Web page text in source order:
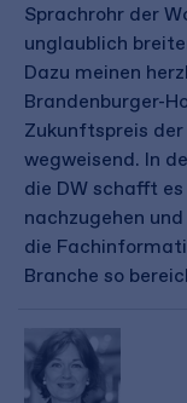
Sprachrohr der
unglaublich
Dazu meinen
Brandenburger-
Zukunftspreis
wegweisend. In
die DW schafft
nachzugehen
die
Branche so